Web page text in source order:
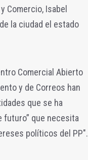
Comercio, Isabel
la ciudad el estado
Comercial Abierto
y de Correos han
que se ha
futuro” que necesita
políticos del PP".